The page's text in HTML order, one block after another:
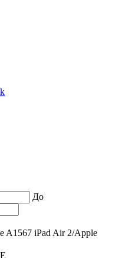
До
A1567 iPad Air 2/Apple